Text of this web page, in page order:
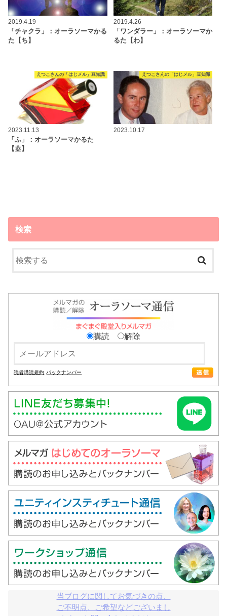
2019.4.19
「チャクラ」：オーラソーマかる
た【ち】
2019.4.26
「ワンダラー」：オーラソーマか
るた【わ】
えつこさんの「はじメル」豆知識
2023.11.13
「ふ」：オーラソーマかるた
【蓋】
えつこさんの「はじメル」豆知識
2023.10.17
検索
購読 解除
読者購読規約 バックナンバー
当ブログに関してお気づきの点、
ご不明点、ご希望などございまし